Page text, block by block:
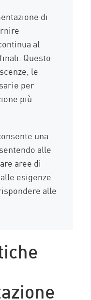
di
al
Questo
le
per
più
una
alle
aree di
esigenze
alle